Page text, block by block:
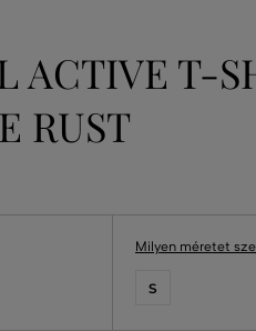
ACTIVE T-
RUST
Milyen méretet
S